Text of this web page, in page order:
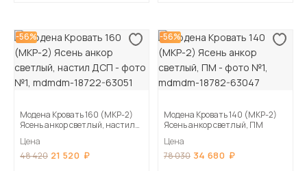
-56%
Модена Кровать 160 (МКР-2)
Ясень анкор светлый, настил
Цена
48 420 21 520
-56%
Модена Кровать 140 (МКР-2)
Ясень анкор светлый, ПМ
Цена
78 030 34 680